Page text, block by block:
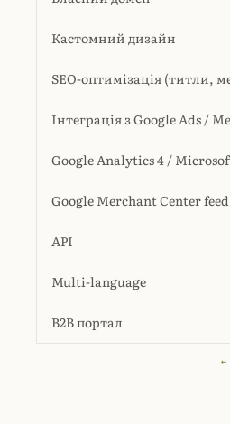
Кастомний дизайн
SEO-оптимізація (титли,
Інтеграція з Google Ads /
Google Analytics 4 /
Google Merchant Centerfeed
API
Multi-language
B2B портал
←